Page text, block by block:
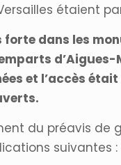
étaient
dans les
et l’accès
du préavis de
suivantes :